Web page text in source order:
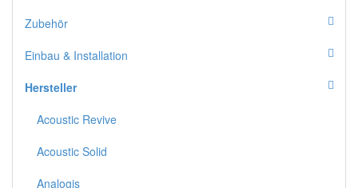
Zubehör
Einbau & Installation
Hersteller
Acoustic Revive
Acoustic Solid
Analogis